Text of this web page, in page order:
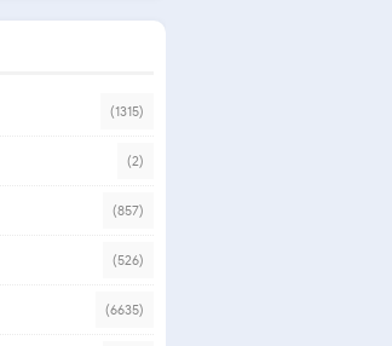
(1315)
(2)
(857)
(526)
(6635)